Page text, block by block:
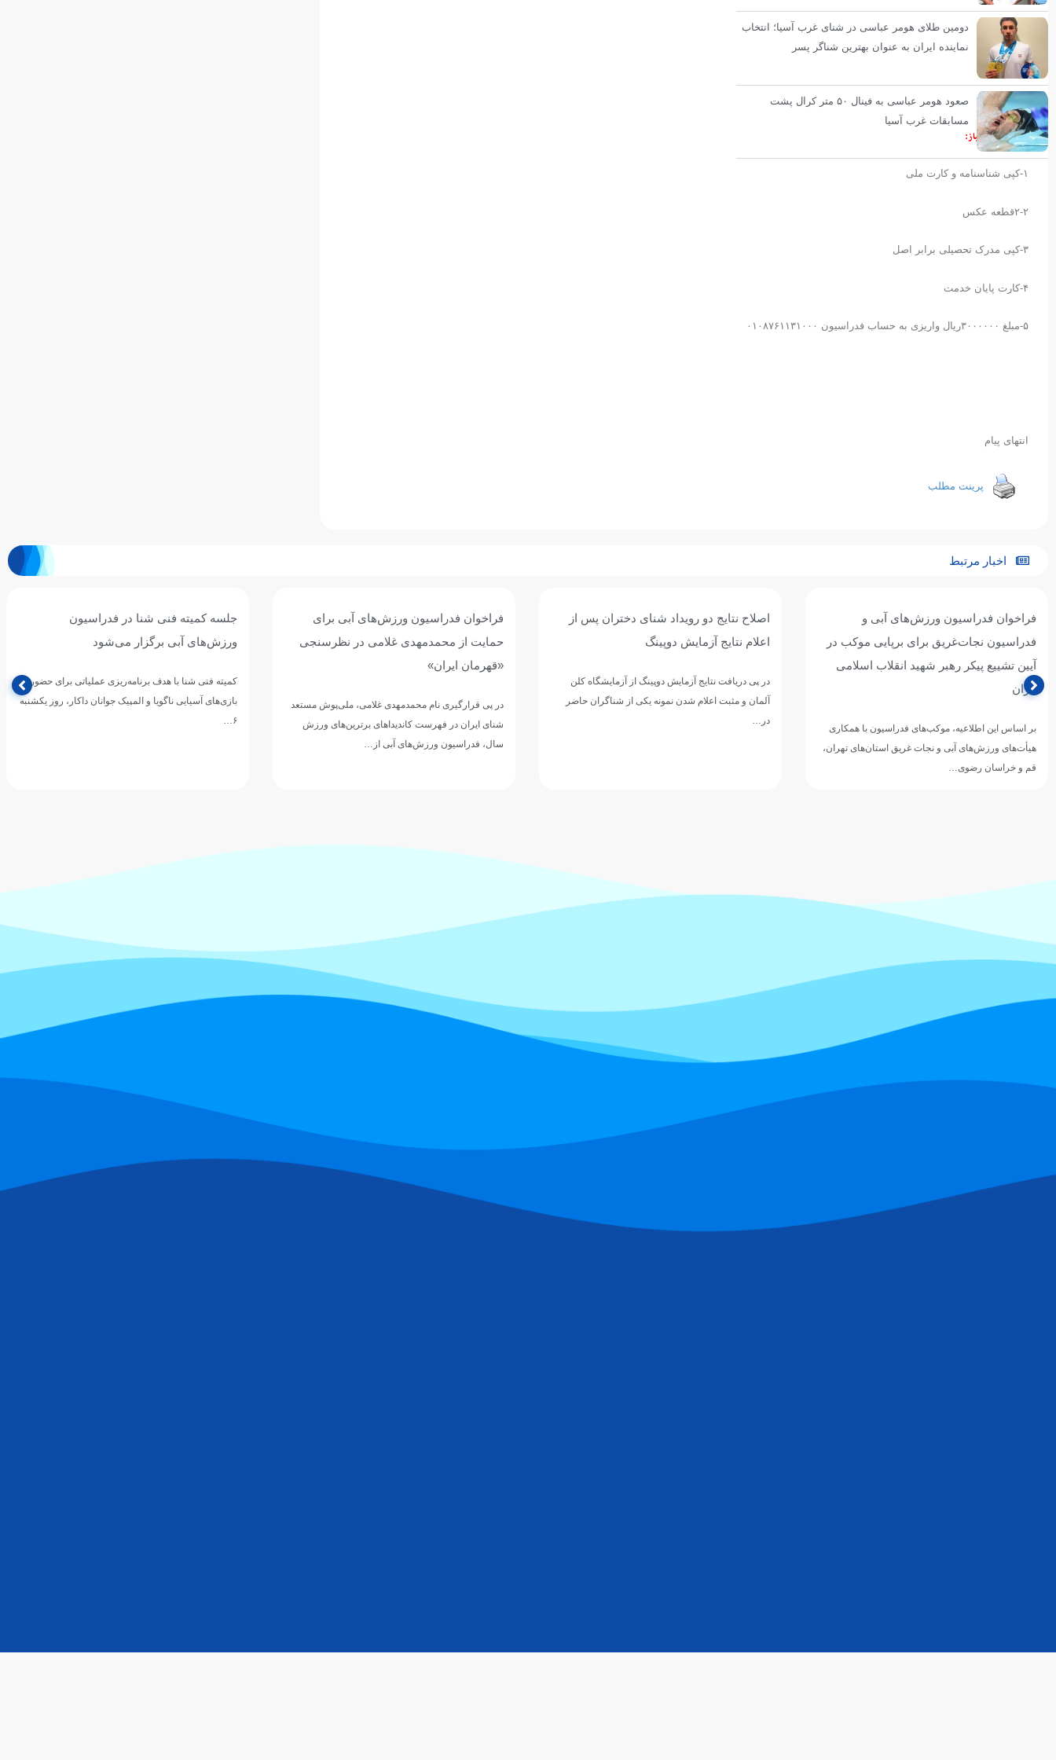
مدارک مورد نیاز:
۱-کپی شناسنامه و کارت ملی
۲-۲قطعه عکس
۳-کپی مدرک تحصیلی برابر اصل
۴-کارت پایان خدمت
۵-مبلغ ۳۰۰۰۰۰۰ریال واریزی به حساب فدراسیون ۰۱۰۸۷۶۱۱۳۱۰۰۰
انتهای پیام
پرینت مطلب
دومین طلای هومر عباسی در شنای غرب آسیا؛ انتخاب
نماینده ایران به عنوان بهترین شناگر پسر
صعود هومر عباسی به فینال ۵۰ متر کرال پشت
مسابقات غرب آسیا
اخبار مرتبط
فراخوان فدراسیون ورزش‌های آبی و
فدراسیون نجات‌غریق برای برپایی موکب در
آیین تشییع پیکر رهبر شهید انقلاب اسلامی
ایران
بر اساس این اطلاعیه، موکب‌های فدراسیون با همکاری
هیأت‌های ورزش‌های آبی و نجات غریق استان‌های تهران،
قم و خراسان رضوی…
اصلاح نتایج دو رویداد شنای دختران پس از
اعلام نتایج آزمایش دوپینگ
در پی دریافت نتایج آزمایش دوپینگ از آزمایشگاه کلن
آلمان و مثبت اعلام شدن نمونه یکی از شناگران حاضر
در…
فراخوان فدراسیون ورزش‌های آبی برای
حمایت از محمدمهدی غلامی در نظرسنجی
«قهرمان ایران»
در پی قرارگیری نام محمدمهدی غلامی، ملی‌پوش مستعد
شنای ایران در فهرست کاندیداهای برترین‌های ورزش
سال، فدراسیون ورزش‌های آبی از…
جلسه کمیته فنی شنا در فدراسیون
ورزش‌های آبی برگزار می‌شود
کمیته فنی شنا با هدف برنامه‌ریزی عملیاتی برای حضور در
بازی‌های آسیایی ناگویا و المپیک جوانان داکار، روز یکشنبه
۶…